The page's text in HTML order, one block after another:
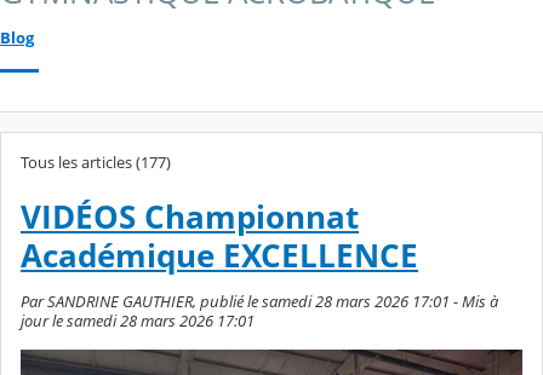
Blog
Tous les articles (177)
VIDÉOS Championnat
Académique EXCELLENCE
Par SANDRINE GAUTHIER, publié le samedi 28 mars 2026 17:01 - Mis à
jour le samedi 28 mars 2026 17:01